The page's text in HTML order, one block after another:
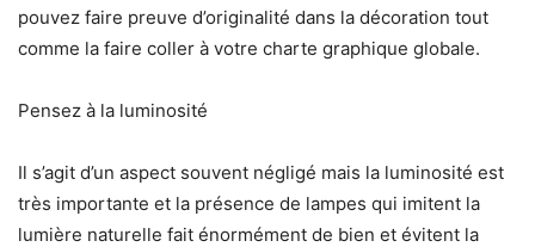
pouvez faire preuve d’originalité dans la décoration tout
comme la faire coller à votre charte graphique globale.
Pensez à la luminosité
Il s’agit d’un aspect souvent négligé mais la luminosité est
très importante et la présence de lampes qui imitent la
lumière naturelle fait énormément de bien et évitent la